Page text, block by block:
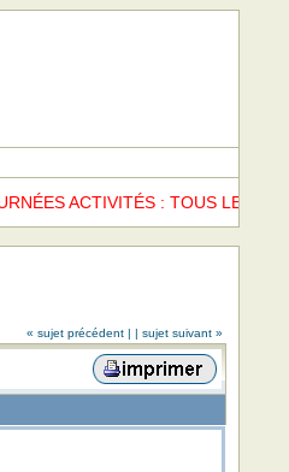
ACTIVITÉS : TOUS LES
« sujet précédent | | sujet suivant »